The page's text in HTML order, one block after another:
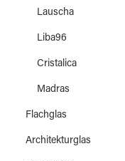
Lauscha
Liba96
Cristalica
Madras
Flachglas
Architekturglas